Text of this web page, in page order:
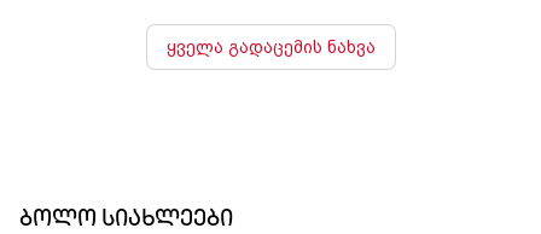
ყველა გადაცემის ნახვა
ბოლო სიახლეები